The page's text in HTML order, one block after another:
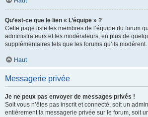
Qu’est-ce que le lien « L’équipe » ?
Cette page liste les membres de l’équipe du forum
administrateurs et les modérateurs, en plus de
supplémentaires tels que les forums qu’ils modèrent.
Haut
Messagerie privée
Je ne peux pas envoyer de messages privés !
Soit vous n’êtes pas inscrit et connecté, soit un
entièrement la messagerie privée sur le forum, soit